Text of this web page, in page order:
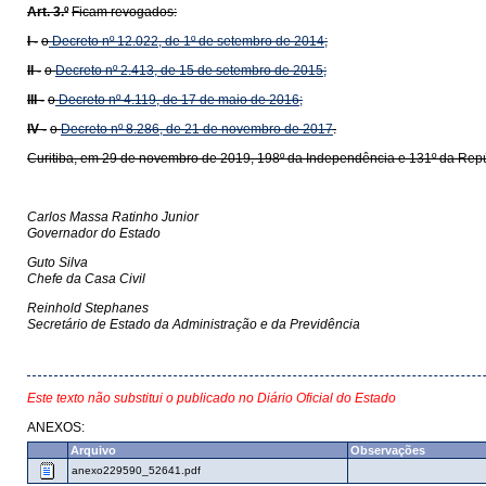
Art. 3.º Ficam revogados:
I - oDecreto nº 12.022, de 1º de setembro de 2014;
II - oDecreto nº 2.413, de 15 de setembro de 2015;
III - oDecreto nº 4.119, de 17 de maio de 2016;
IV - oDecreto nº 8.286, de 21 de novembro de 2017.
Curitiba, em 29 de novembro de 2019, 198º da Independência e 131º da
Carlos Massa Ratinho Junior
Governador do Estado
Guto Silva
Chefe da Casa Civil
Reinhold Stephanes
Secretário de Estado da Administração e da Previdência
Este texto não substitui o publicado no Diário Oficial do Estado
ANEXOS:
Arquivo Observações
anexo229590_52641.pdf